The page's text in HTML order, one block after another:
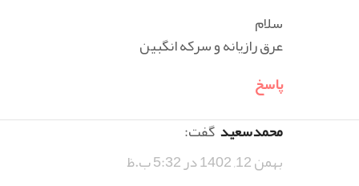
سلام
عرق رازیانه و سرکه انگبین
پاسخ
محمدسعیدگفت:
بهمن 12, 1402 در 5:32 ب.ظ